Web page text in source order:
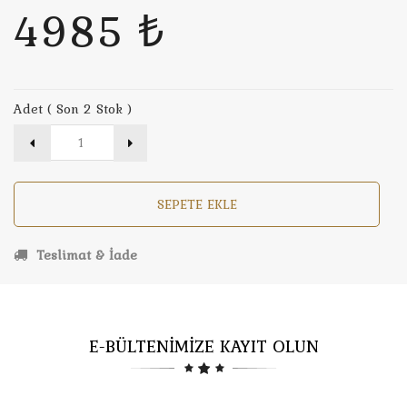
4985 ₺
Adet ( Son 2 Stok )
SEPETE EKLE
Teslimat & İade
E-BÜLTENİMİZE KAYIT OLUN